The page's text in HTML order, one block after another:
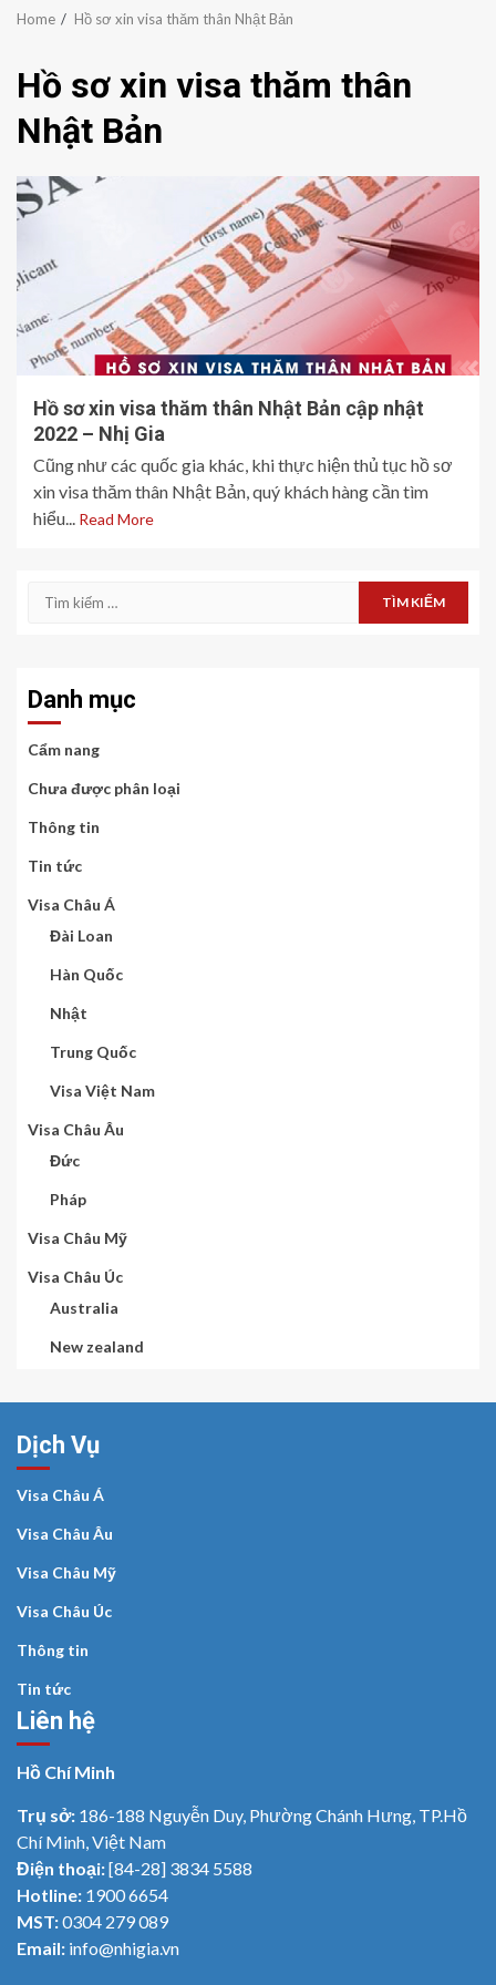
Home Hồ sơ xin visa thăm thân Nhật Bản
Hồ sơ xin visa thăm thân
Nhật Bản
Hồ sơ xin visa thăm thân Nhật Bản cập nhật
2022 – Nhị Gia
Cũng như các quốc gia khác, khi thực hiện thủ tục hồ sơ
xin visa thăm thân Nhật Bản, quý khách hàng cần tìm
hiểu... Read More
Tìm
Danh mục
Cẩm nang
Chưa được phân loại
Thông tin
Tin tức
Visa Châu Á
Đài Loan
Hàn Quốc
Nhật
Trung Quốc
Visa Việt Nam
Visa Châu Âu
Đức
Pháp
Visa Châu Mỹ
Visa Châu Úc
Australia
New zealand
Dịch Vụ
Visa Châu Á
Visa Châu Âu
Visa Châu Mỹ
Visa Châu Úc
Thông tin
Tin tức
Liên hệ
Hồ Chí Minh
Trụ sở: 186-188 Nguyễn Duy, Phường Chánh Hưng, TP.Hồ
Chí Minh, Việt Nam
Điện thoại:[84-28] 3834 5588
Hotline: 1900 6654
MST:0304 279 089
Email: info@nhigia.vn